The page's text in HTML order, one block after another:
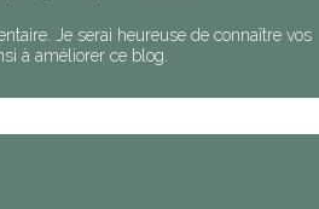
Je serai heureuse de connaître vos
à améliorer ce blog.